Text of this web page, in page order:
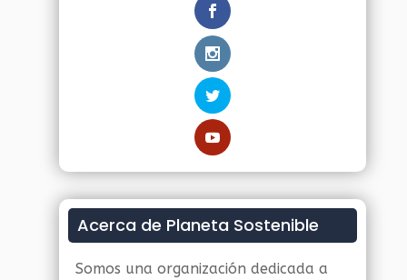
Acerca de Planeta Sostenible
Somos una organización dedicada a